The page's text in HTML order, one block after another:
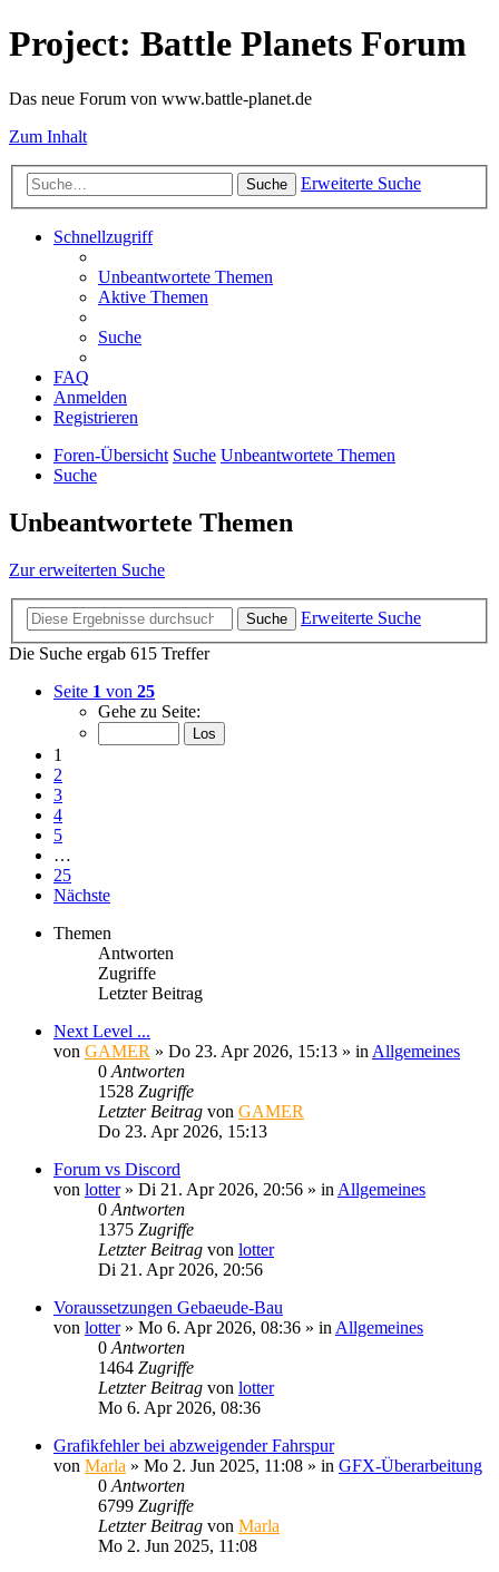
Project: Battle Planets Forum
Das neue Forum von www.battle-planet.de
Zum Inhalt
Suche Erweiterte Suche
Schnellzugriff
Unbeantwortete Themen
Aktive Themen
Suche
FAQ
Anmelden
Registrieren
Foren-Übersicht Suche Unbeantwortete Themen
Suche
Unbeantwortete Themen
Zur erweiterten Suche
Suche
Erweiterte Suche
Die Suche ergab 615 Treffer
Seite 1 von 25
Gehe zu Seite:
1
2
3
4
5
…
25
Nächste
Themen
Antworten
Zugriffe
Letzter Beitrag
Next Level ...
von GAMER » Do 23. Apr 2026, 15:13 » in Allgemeines
0 Antworten
1528 Zugriffe
Letzter Beitrag von GAMER
Do 23. Apr 2026, 15:13
Forum vs Discord
von lotter» Di 21. Apr 2026, 20:56 » in Allgemeines
0 Antworten
1375 Zugriffe
Letzter Beitrag von lotter
Di 21. Apr 2026, 20:56
Voraussetzungen Gebaeude-Bau
von lotter» Mo 6. Apr 2026, 08:36 » in Allgemeines
0 Antworten
1464 Zugriffe
Letzter Beitrag von lotter
Mo 6. Apr 2026, 08:36
Grafikfehler bei abzweigender Fahrspur
von Marla » Mo 2. Jun 2025, 11:08 » in GFX-Überarbeitung
0 Antworten
6799 Zugriffe
Letzter Beitrag von Marla
Mo 2. Jun 2025, 11:08